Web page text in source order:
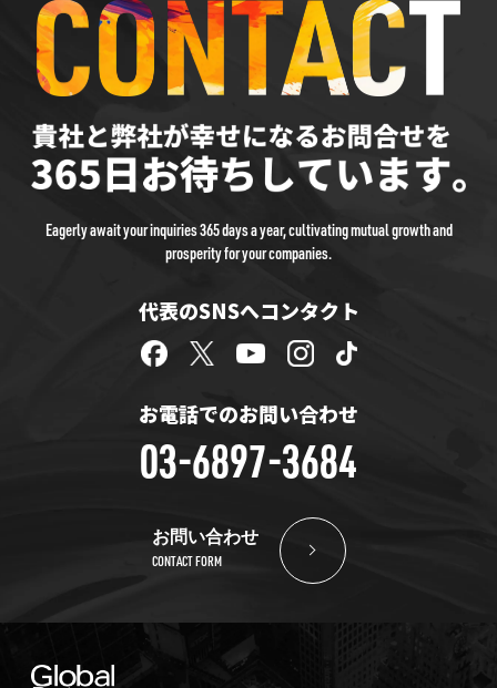
Eagerly await your inquiries 365 days a year, cultivating mutual growth and
prosperity for your companies.
代表のSNSへコンタクト
お電話でのお問い合わせ
03-6897-3684
お問い合わせ
CONTACT FORM